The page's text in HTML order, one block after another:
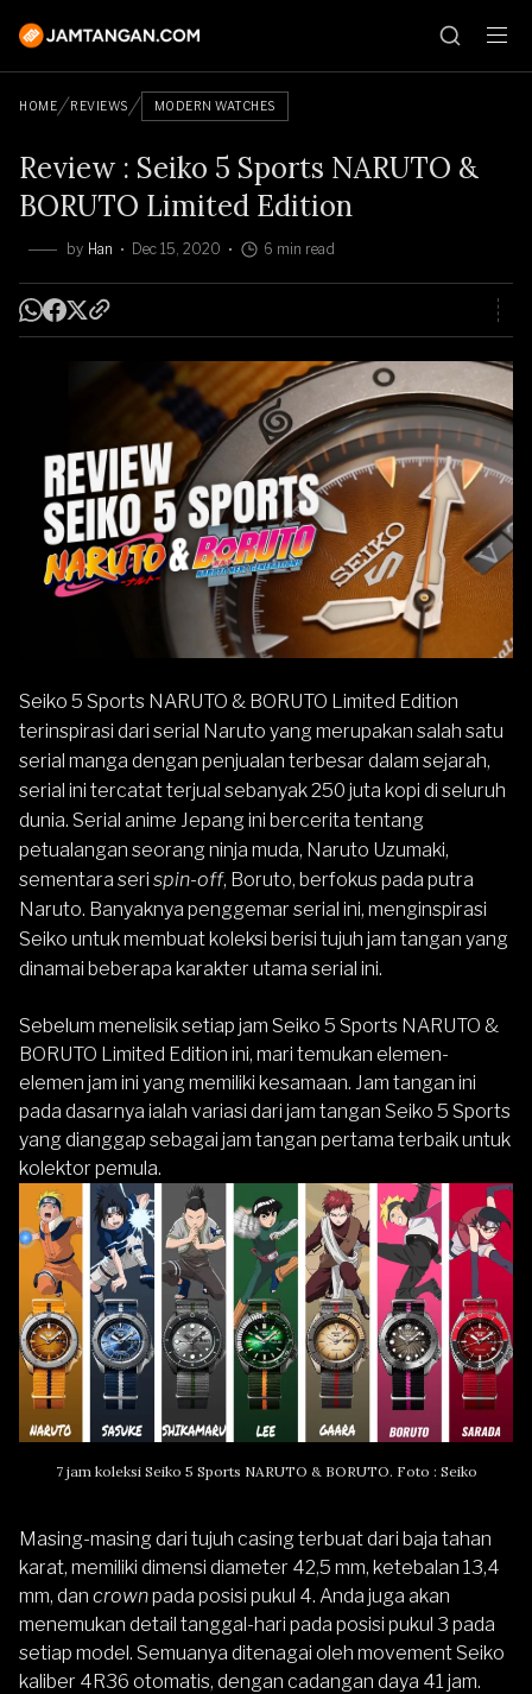
HOME REVIEWS MODERN WATCHES
Review : Seiko 5 Sports NARUTO &
BORUTO Limited Edition
by Han Dec 15, 2020 6 min read
Seiko 5 Sports NARUTO & BORUTO Limited Edition
terinspirasi dari serial Naruto yang merupakan salah satu
serial manga dengan penjualan terbesar dalam sejarah,
serial ini tercatat terjual sebanyak 250 juta kopi di seluruh
dunia. Serial anime Jepang ini bercerita tentang
petualangan seorang ninja muda, Naruto Uzumaki,
sementara seri spin-off, Boruto, berfokus pada putra
Naruto. Banyaknya penggemar serial ini, menginspirasi
Seiko untuk membuat koleksi berisi tujuh jam tangan yang
dinamai beberapa karakter utama serial ini.
Sebelum menelisik setiap jam Seiko 5 Sports NARUTO &
BORUTO Limited Edition ini, mari temukan elemen-
elemen jam ini yang memiliki kesamaan. Jam tangan ini
pada dasarnya ialah variasi dari jam tangan Seiko 5 Sports
yang dianggap sebagai jam tangan pertama terbaik untuk
kolektor pemula.
7 jam koleksi Seiko 5 Sports NARUTO & BORUTO. Foto : Seiko
Masing-masing dari tujuh casing terbuat dari baja tahan
karat, memiliki dimensi diameter 42,5 mm, ketebalan 13,4
mm, dan crownpada posisi pukul 4. Anda juga akan
menemukan detail tanggal-hari pada posisi pukul 3 pada
setiap model. Semuanya ditenagai oleh movement Seiko
kaliber 4R36 otomatis, dengan cadangan daya 41 jam.